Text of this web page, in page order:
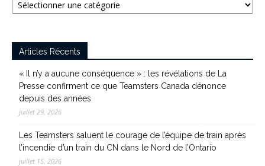
Articles Récents
« Il n’y a aucune conséquence » : les révélations de La
Presse confirment ce que Teamsters Canada dénonce
depuis des années
juillet 29, 2026
Les Teamsters saluent le courage de l’équipe de train après
l’incendie d’un train du CN dans le Nord de l’Ontario
juillet 15, 2026